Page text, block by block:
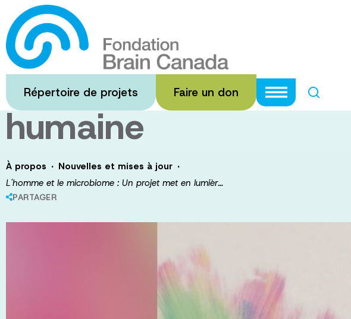
Passer
au
contenu
principal
Répertoire de projets Faire un don
L'homme et le
lumière le rôle du
humaine
À propos · Nouvelles et mises à jour ·
L'homme et le microbiome : Un projet met en lumièr…
PARTAGER